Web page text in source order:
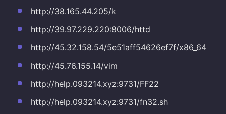
http://38.165.44.205/k
http://39.97.229.220:8006/httd
http://45.32.158.54/5e51aff54626ef7f/x86_64
http://45.76.155.14/vim
http://help.093214.xyz:9731/FF22
http://help.093214.xyz:9731/fn32.sh